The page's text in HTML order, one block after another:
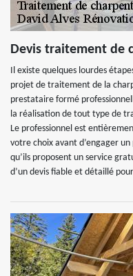
Devis traitement de
Il existe quelques lourdes
projet de traitement de la
prestataire formé
la réalisation de tout type de
Le professionnel est
votre choix avant d’engager
qu’ils proposent un service
d’un devis fiable et détaillé